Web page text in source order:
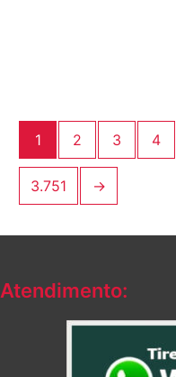
1 2 3 4
3.751 →
Atendimento: